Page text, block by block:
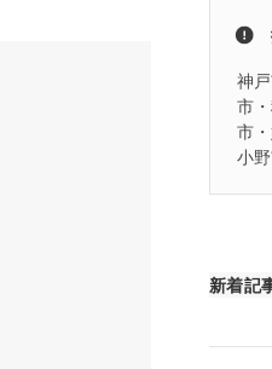
神
市
市
小
新着記